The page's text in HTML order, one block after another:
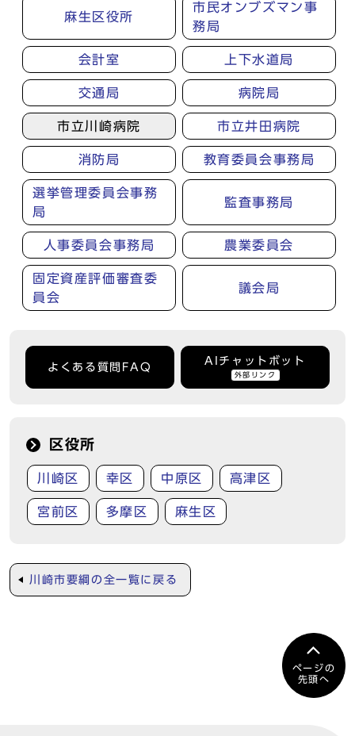
麻生区役所
市民オンブズマン事
務局
会計室 上下水道局
交通局 病院局
市立川崎病院 市立井田病院
消防局 教育委員会事務局
選挙管理委員会事務
局
監査事務局
人事委員会事務局 農業委員会
固定資産評価審査委
員会
議会局
よくある質問FAQ
AIチャットボット
外部リンク
区役所
川崎区 幸区 中原区 高津区
宮前区 多摩区 麻生区
川崎市要綱の全一覧に戻る
ページの
先頭へ